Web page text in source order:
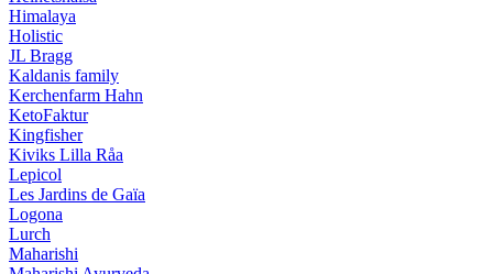
Himalaya
Holistic
JL Bragg
Kaldanis family
Kerchenfarm Hahn
KetoFaktur
Kingfisher
Kiviks Lilla Råa
Lepicol
Les Jardins de Gaïa
Logona
Lurch
Maharishi